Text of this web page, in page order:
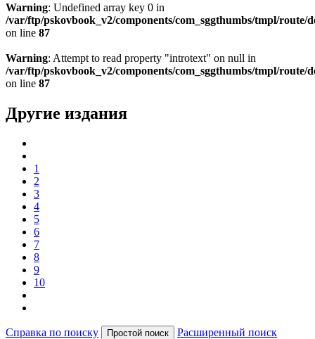
Warning: Undefined array key 0 in
/var/ftp/pskovbook_v2/components/com_sggthumbs/tmpl/route/
on line 87
Warning: Attempt to read property "introtext" on null in
/var/ftp/pskovbook_v2/components/com_sggthumbs/tmpl/route/
on line 87
Другие издания
1
2
3
4
5
6
7
8
9
10
Справка по поиску
Расширенный поиск